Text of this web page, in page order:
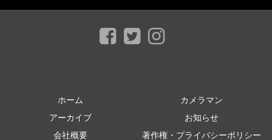
ホーム
カメラマン
アーカイブ
お知らせ
会社概要
著作権・プライバシーポリシー